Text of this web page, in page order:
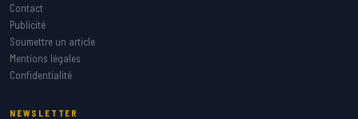
Contact
Publicité
Soumettre un article
Mentions légales
Confidentialité
NEWSLETTER